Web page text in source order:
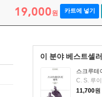
19,000원 카트에 넣기
이 분야 베스트셀러
스크루테
11,700원